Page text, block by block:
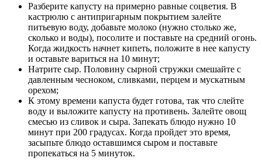
Разберите капусту на примерно равные соцветия. В
кастрюлю с антипригарным покрытием залейте
питьевую воду, добавьте молоко (нужно столько же,
сколько и воды), посолите и поставьте на средний огонь.
Когда жидкость начнет кипеть, положите в нее капусту
и оставьте вариться на 10 минут;
Натрите сыр. Половину сырной стружки смешайте с
давленным чесноком, сливками, перцем и мускатным
орехом;
К этому времени капуста будет готова, так что слейте
воду и выложите капусту на противень. Залейте овощ
смесью из сливок и сыра. Запекать блюдо нужно 10
минут при 200 градусах. Когда пройдет это время,
засыпьте блюдо оставшимся сыром и поставьте
пропекаться на 5 минуток.